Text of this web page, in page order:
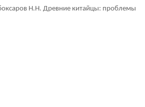
Н.Н. Древние китайцы: проблемы